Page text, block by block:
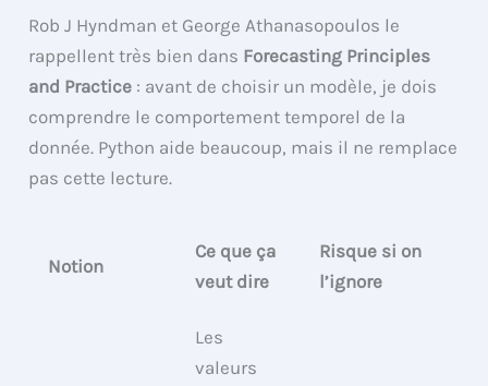
Rob J Hyndman et George Athanasopoulos le
rappellent très bien dans Forecasting Principles
and Practice : avant de choisir un modèle, je dois
comprendre le comportement temporel de la
donnée. Python aide beaucoup, mais il ne remplace
pas cette lecture.
Notion
Ce que ça
veut dire
Risque si on
l’ignore
Les
valeurs